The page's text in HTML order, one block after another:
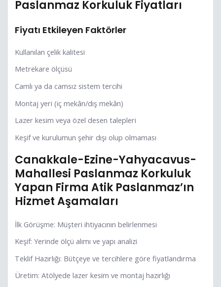
Paslanmaz Korkuluk Fiyatları
Fiyatı Etkileyen Faktörler
Kullanılan çelik kalitesi
Metrekare ölçüsü
Camlı ya da camsız sistem tercihi
Montaj yeri (iç mekân/dış mekân)
Lazer kesim veya özel desen talepleri
Keşif ve kurulumun şehir dışı olup olmaması
Canakkale-Ezine-Yahyacavus-
Mahallesi Paslanmaz Korkuluk
Yapan Firma Atik Paslanmaz’ın
Hizmet Aşamaları
İlk Görüşme: Müşteri ihtiyacının belirlenmesi
Keşif: Yerinde ölçü alımı ve yapı analizi
Teklif Hazırlığı: Bütçeye ve tercihlere göre fiyatlandırma
Üretim: Atölyede lazer kesim ve montaj hazırlığı